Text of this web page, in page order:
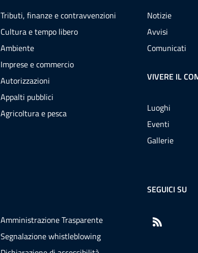
Tributi, finanze e contravvenzioni
Cultura e tempo libero
Ambiente
Imprese e commercio
Autorizzazioni
Appalti pubblici
Agricoltura e pesca
Notizie
Avvisi
Comunicati
VIVERE IL
Luoghi
Eventi
Gallerie
Amministrazione Trasparente
Segnalazione whistleblowing
SEGUICI SU